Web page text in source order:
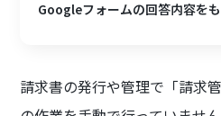
Googleフォームの回答内容を
請求書の発行や管理で「請求